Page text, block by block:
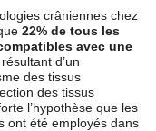
crâniennes chez
22% de tous les
avec une
résultant d’un
des tissus
des tissus
l’hypothèse que les
ont été employés dans